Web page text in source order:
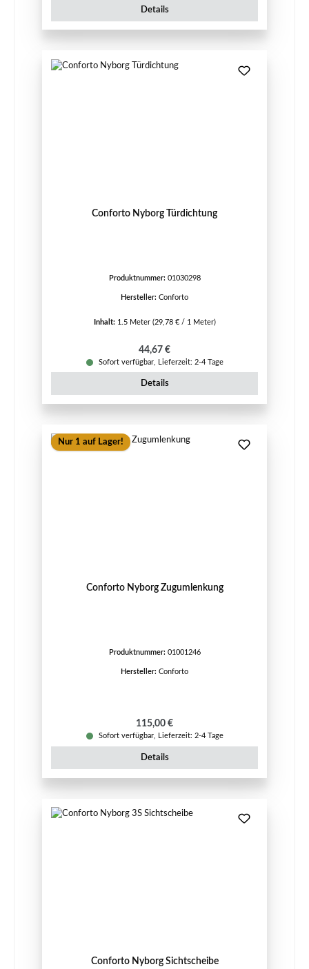
Details
Conforto Nyborg Türdichtung
Produktnummer: 01030298
Hersteller: Conforto
Inhalt: 1.5 Meter (29,78 € / 1 Meter)
Regulärer Preis:
44,67 €
Sofort verfügbar, Lieferzeit: 2-4 Tage
Details
Nur 1 auf Lager!
Conforto Nyborg Zugumlenkung
Produktnummer: 01001246
Hersteller: Conforto
Regulärer Preis:
115,00 €
Sofort verfügbar, Lieferzeit: 2-4 Tage
Details
Conforto Nyborg Sichtscheibe